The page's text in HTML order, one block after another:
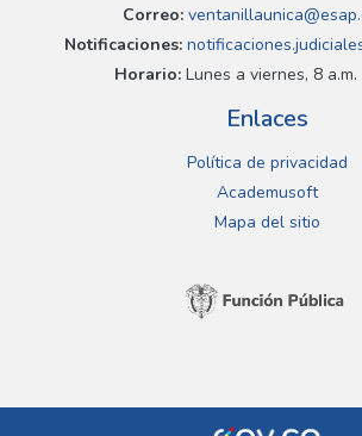
Correo:
Notificaciones:
Horario:Lunes a viernes, 8 a.m.
Enlaces
Política de privacidad
Academusoft
Mapa del sitio